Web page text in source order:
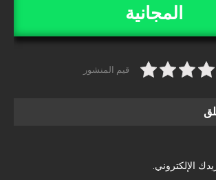
المجانية
قيم المنشور
الإلكتروني.